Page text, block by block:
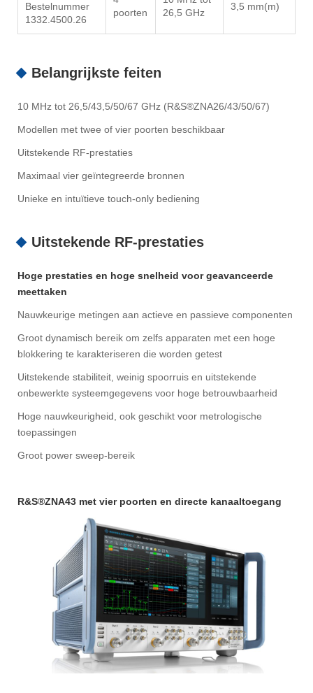
Bestelnummer
1332.4500.26
poorten
26,5 GHz
3,5 mm(m)
Belangrijkste feiten
10 MHz tot 26,5/43,5/50/67 GHz (R&S®ZNA26/43/50/67)
Modellen met twee of vier poorten beschikbaar
Uitstekende RF-prestaties
Maximaal vier geïntegreerde bronnen
Unieke en intuïtieve touch-only bediening
Uitstekende RF-prestaties
Hoge prestaties en hoge snelheid voor geavanceerde
meettaken
Nauwkeurige metingen aan actieve en passieve componenten
Groot dynamisch bereik om zelfs apparaten met een hoge
blokkering te karakteriseren die worden getest
Uitstekende stabiliteit, weinig spoorruis en uitstekende
onbewerkte systeemgegevens voor hoge betrouwbaarheid
Hoge nauwkeurigheid, ook geschikt voor metrologische
toepassingen
Groot power sweep-bereik
R&S®ZNA43 met vier poorten en directe kanaaltoegang